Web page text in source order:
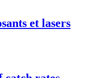
et lasers